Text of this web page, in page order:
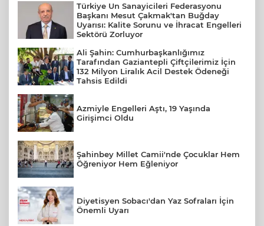
Türkiye Un Sanayicileri Federasyonu
Başkanı Mesut Çakmak'tan Buğday
Uyarısı: Kalite Sorunu ve İhracat Engelleri
Sektörü Zorluyor
Ali Şahin: Cumhurbaşkanlığımız
Tarafından Gaziantepli Çiftçilerimiz İçin
132 Milyon Liralık Acil Destek Ödeneği
Tahsis Edildi
Azmiyle Engelleri Aştı, 19 Yaşında
Girişimci Oldu
Şahinbey Millet Camii'nde Çocuklar Hem
Öğreniyor Hem Eğleniyor
Diyetisyen Sobacı'dan Yaz Sofraları İçin
Önemli Uyarı